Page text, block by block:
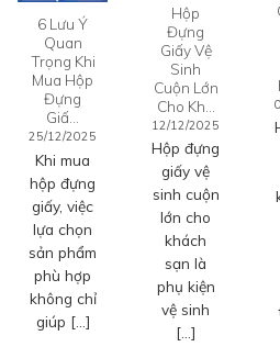
6 Lưu Ý
Quan
Trọng Khi
Mua Hộp
Đựng
Giấ…
25/12/2025
Khi mua
hộp đựng
giấy, việc
lựa chọn
sản phẩm
phù hợp
không chỉ
giúp […]
Hộp
Đựng
Giấy Vệ
Sinh
Cuộn Lớn
Cho Kh…
12/12/2025
Hộp đựng
giấy vệ
sinh cuộn
lớn cho
khách
sạn là
phụ kiện
vệ sinh
[…]